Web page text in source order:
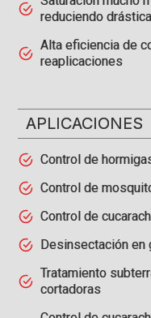
reduciendo
Alta eficiencia de
reaplicaciones
APLICACIONES
Control de
Control de
Control de
Desinsectación en
Tratamiento
cortadoras